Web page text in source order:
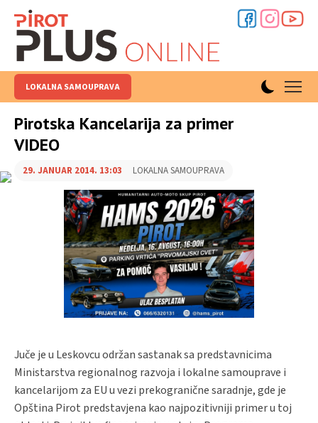
LOKALNA SAMOUPRAVA
Pirotska Kancelarija za primer
VIDEO
29. JANUAR 2014. 13:03 LOKALNA SAMOUPRAVA
Juče je u Leskovcu održan sastanak sa predstavnicima
Ministarstva regionalnog razvoja i lokalne samouprave i
kancelarijom za EU u vezi prekogranične saradnje, gde je
Opština Pirot predstavjena kao najpozitivniji primer u toj